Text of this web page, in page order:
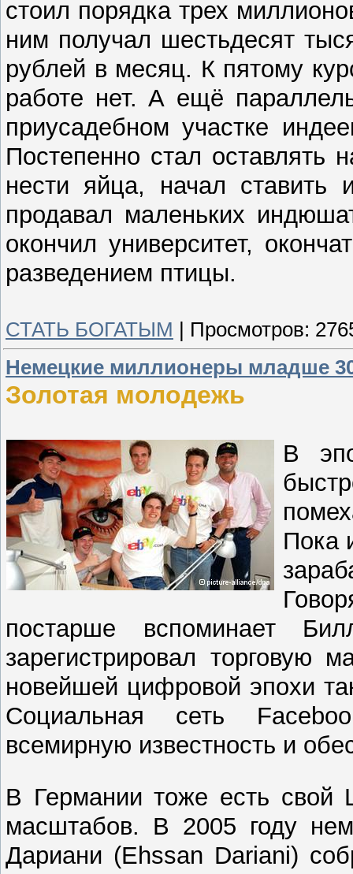
стоил порядка трех
ним получал шестьдесят
рублей в месяц. К пятому
работе нет. А ещё
приусадебном участке
Постепенно стал оставлять
нести яйца, начал
продавал маленьких
окончил университет,
разведением птицы.
СТАТЬ БОГАТЫМ Просмотров:
Немецкие миллионеры младше
Золотая молодежь
В
Пока
постарше вспоминает
зарегистрировал торговую
новейшей цифровой эпохи
Социальная сеть
всемирную известность и
В Германии тоже есть свой
масштабов. В 2005 году
Дариани (Ehssan Dariani)